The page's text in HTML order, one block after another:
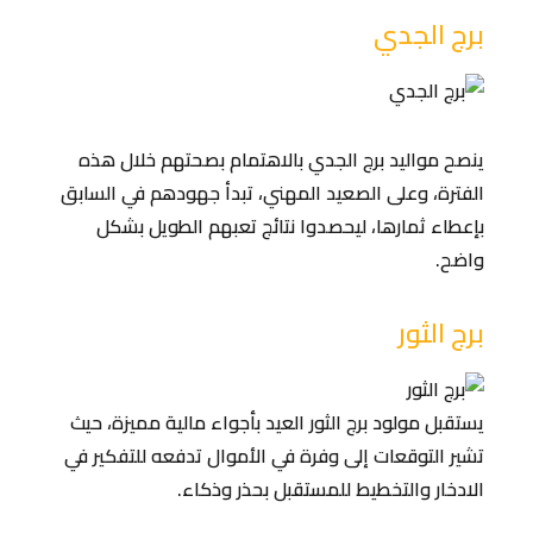
برج الجدي
ينصح مواليد برج الجدي بالاهتمام بصحتهم خلال هذه
الفترة، وعلى الصعيد المهني، تبدأ جهودهم في السابق
بإعطاء ثمارها، ليحصدوا نتائج تعبهم الطويل بشكل
واضح.
برج الثور
يستقبل مولود برج الثور العيد بأجواء مالية مميزة، حيث
تشير التوقعات إلى وفرة في الأموال تدفعه للتفكير في
الادخار والتخطيط للمستقبل بحذر وذكاء.